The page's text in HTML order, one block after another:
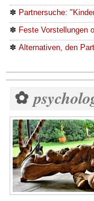
✽ Partnersuche:
✽ Feste Vorstellungen
✽ Alternativen, den
✿